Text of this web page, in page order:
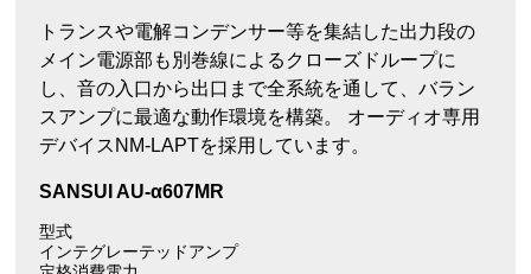
トランスや電解コンデンサー等を集結した出力段の
メイン電源部も別巻線によるクローズドループに
し、音の入口から出口まで全系統を通して、バラン
スアンプに最適な動作環境を構築。 オーディオ専用
デバイスNM-LAPTを採用しています。
SANSUI AU-α607MR
型式
インテグレーテッドアンプ